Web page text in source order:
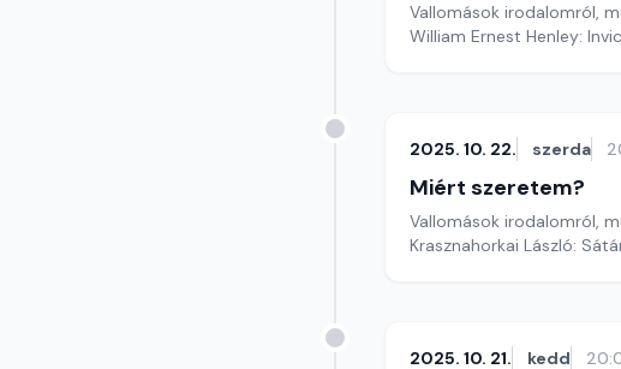
Vallomások irodalomról,
William Ernest Henley:
2025. 10. 22. szerda
Miért szeretem?
Vallomások irodalomról,
Krasznahorkai László:
2025. 10. 21. kedd